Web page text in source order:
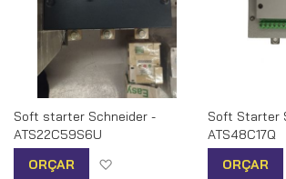
Soft starter Schneider -
ATS22C59S6U
ORÇAR
Adicionar à lista de desejos
Soft Starter
ATS48C17Q
ORÇAR